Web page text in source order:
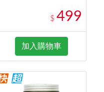
$ 499
加入購物車